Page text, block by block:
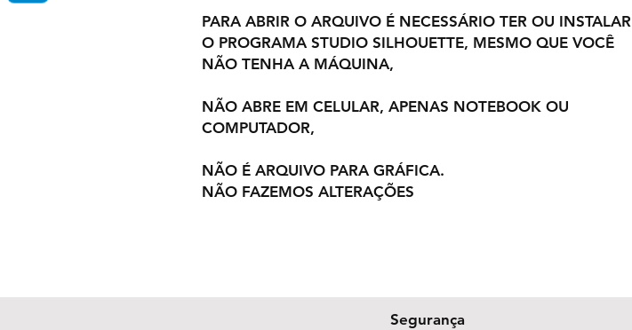
PARA ABRIR O ARQUIVO É NECESSÁRIO TER OU INSTALAR
O PROGRAMA STUDIO SILHOUETTE, MESMO QUE VOCÊ
NÃO TENHA A MÁQUINA,
NÃO ABRE EM CELULAR, APENAS NOTEBOOK OU
COMPUTADOR,
NÃO É ARQUIVO PARA GRÁFICA.
NÃO FAZEMOS ALTERAÇÕES
Segurança